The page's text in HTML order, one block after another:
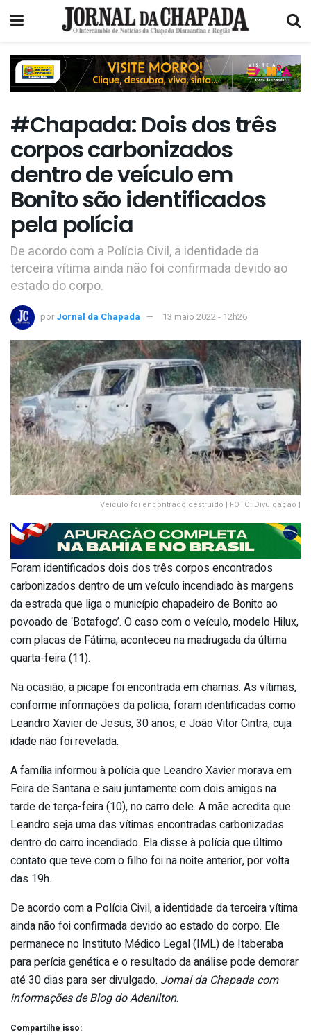
#Chapada: Dois dos três
corpos carbonizados
dentro de veículo em
Bonito são identificados
pela polícia
De acordo com a Polícia Civil, a identidade da
terceira vítima ainda não foi confirmada devido ao
estado do corpo.
por Jornal da Chapada 13 maio 2022 - 12h26
Veículo foi encontrado destruído | FOTO: Divulgação |
Foram identificados dois dos três corpos encontrados
carbonizados dentro de um veículo incendiado às margens
da estrada que liga o município chapadeiro de Bonito ao
povoado de ‘Botafogo’. O caso com o veículo, modelo Hilux,
com placas de Fátima, aconteceu na madrugada da última
quarta-feira (11).
Na ocasião, a picape foi encontrada em chamas. As vítimas,
conforme informações da polícia, foram identificadas como
Leandro Xavier de Jesus, 30 anos, e João Vitor Cintra, cuja
idade não foi revelada.
A família informou à polícia que Leandro Xavier morava em
Feira de Santana e saiu juntamente com dois amigos na
tarde de terça-feira (10), no carro dele. A mãe acredita que
Leandro seja uma das vítimas encontradas carbonizadas
dentro do carro incendiado. Ela disse à polícia que último
contato que teve com o filho foi na noite anterior, por volta
das 19h.
De acordo com a Polícia Civil, a identidade da terceira vítima
ainda não foi confirmada devido ao estado do corpo. Ele
permanece no Instituto Médico Legal (IML) de Itaberaba
para perícia genética e o resultado da análise pode demorar
até 30 dias para ser divulgado. Jornal da Chapada com
informações de Blog do Adenilton.
Compartilhe isso: